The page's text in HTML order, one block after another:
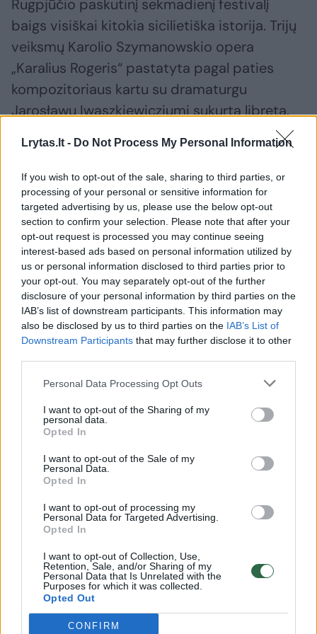
Lrytas.lt - Do Not Process My Personal Information
If you wish to opt-out of the sale, sharing to third parties, or
processing of your personal or sensitive information for
targeted advertising by us, please use the below opt-out
section to confirm your selection. Please note that after your
opt-out request is processed you may continue seeing
interest-based ads based on personal information utilized by
us or personal information disclosed to third parties prior to
your opt-out. You may separately opt-out of the further
disclosure of your personal information by third parties on the
IAB’s list of downstream participants. This information may
also be disclosed by us to third parties on the IAB’s List of
Downstream Participants that may further disclose it to other
Personal Data Processing Opt Outs
I want to opt-out of the Sharing of my
personal data.
Opted In
I want to opt-out of the Sale of my
Personal Data.
Opted In
I want to opt-out of processing my
Personal Data for Targeted Advertising.
Opted In
I want to opt-out of Collection, Use,
Retention, Sale, and/or Sharing of my
Personal Data that Is Unrelated with the
Purposes for which it was collected.
Opted Out
CONFIRM
Rugpjūčio paskutinį sekmadienį festivalį
baigs visiškai kitokia sicilietiška istorija. Trijų
veiksmų Karolio Szymanowskio opera
„Karalius Rogeris“ pastatyta pagal paties
kompozitoriaus kartu su dramaturgu
Jarosławu Iwaszkiewicziumi sukurtą libretą.
Operos pasaulinė premjera įvyko 1926 m.
Viduramžių Sicilija, tapusi veiksmo vieta,
sujungia asketišką ankstyvosios
krikščionybės atmosferą su spalvingu ir
paslaptingu bizantiškosios kultūros pasauliu.
Susiję straipsniai
Aurelijus Liškauskas:
„Klaipėdoje statomi
„Kaktusai“ – didžiulis mūsų
baleto trupės įvertinimas“
pelniusi
Daugelis žinovų šią operą vadina didžiuliu
atradimu ir nepakankamai įvertintu kūriniu,